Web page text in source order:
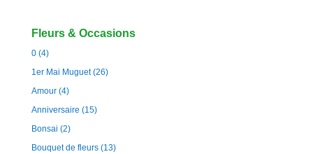
Fleurs & Occasions
0 (4)
1er Mai Muguet (26)
Amour (4)
Anniversaire (15)
Bonsai (2)
Bouquet de fleurs (13)